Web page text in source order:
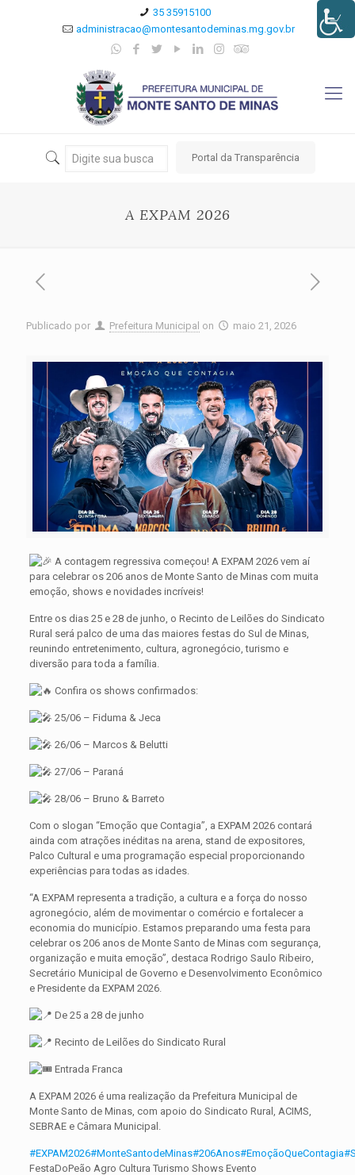
35 35915100
administracao@montesantodeminas.mg.gov.br
Portal da Transparência
A EXPAM 2026
Publicado por Prefeitura Municipal on maio 21, 2026
A contagem regressiva começou! A EXPAM 2026 vem aí
para celebrar os 206 anos de Monte Santo de Minas com muita
emoção, shows e novidades incríveis!
Entre os dias 25 e 28 de junho, o Recinto de Leilões do Sindicato
Rural será palco de uma das maiores festas do Sul de Minas,
reunindo entretenimento, cultura, agronegócio, turismo e
diversão para toda a família.
Confira os shows confirmados:
25/06 – Fiduma & Jeca
26/06 – Marcos & Belutti
27/06 – Paraná
28/06 – Bruno & Barreto
Com o slogan “Emoção que Contagia”, a EXPAM 2026 contará
ainda com atrações inéditas na arena, stand de expositores,
Palco Cultural e uma programação especial proporcionando
experiências para todas as idades.
“A EXPAM representa a tradição, a cultura e a força do nosso
agronegócio, além de movimentar o comércio e fortalecer a
economia do município. Estamos preparando uma festa para
celebrar os 206 anos de Monte Santo de Minas com segurança,
organização e muita emoção”, destaca Rodrigo Saulo Ribeiro,
Secretário Municipal de Governo e Desenvolvimento Econômico
e Presidente da EXPAM 2026.
De 25 a 28 de junho
Recinto de Leilões do Sindicato Rural
Entrada Franca
A EXPAM 2026 é uma realização da Prefeitura Municipal de
Monte Santo de Minas, com apoio do Sindicato Rural, ACIMS,
SEBRAE e Câmara Municipal.
#EXPAM2026#MonteSantodeMinas#206Anos#EmoçãoQueContagia
FestaDoPeão Agro Cultura Turismo Shows Evento